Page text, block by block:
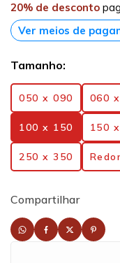
20% de desconto
Ver meios de
Tamanho:
050 x 090 060
100 x 150 150
250 x 350
Compartilhar